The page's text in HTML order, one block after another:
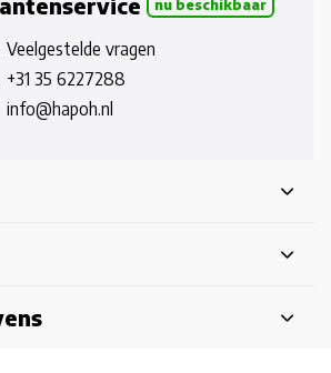
nu beschikbaar
Veelgestelde vragen
+31 35 6227288
info@hapoh.nl